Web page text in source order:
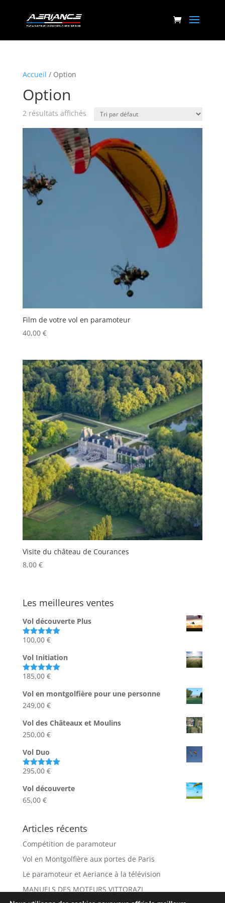
Accueil / Option
Option
2 résultats affichés
Film de votre vol en paramoteur
40,00 €
Visite du château de Courances
8,00 €
Les meilleures ventes
Vol découverte Plus
Note5.00
100,00 €
Vol Initiation
Note5.00
185,00 €
Vol en montgolfière pour une personne
249,00 €
Vol des Châteaux et Moulins
250,00 €
Vol Duo
Note5.00
295,00 €
Vol découverte
65,00 €
Articles récents
Compétition de paramoteur
Vol en Montgolfière aux portes de Paris
Le paramoteur et Aeriance à la télévision
MANUELS DES MOTEURS VITTORAZI